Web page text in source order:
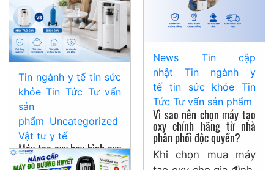
Tin ngành y tế tin sức
khỏe Tin Tức Tư vấn
sản
phẩm Uncategorized
Vật tư y tế
Máy tạo oxy hay bình oxy
đâu là lựa chọn lâu dài
News
Tin cập
nhật
Tin ngành y
tế
tin sức khỏe
Tin
Tức Tư vấn sản phẩm
Vì sao nên chọn máy tạo
oxy chính hãng từ nhà
phân phối độc quyền?
Khi chọn mua máy